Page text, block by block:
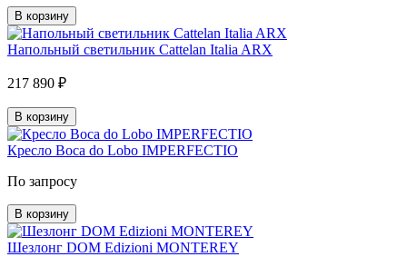
В корзину
Напольный светильник Cattelan Italia ARX
217 890 ₽
В корзину
Кресло Boca do Lobo IMPERFECTIO
По запросу
В корзину
Шезлонг DOM Edizioni MONTEREY